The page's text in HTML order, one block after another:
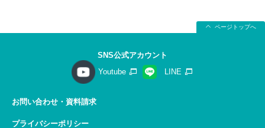
ページトップへ
SNS公式アカウント
Youtube
LINE
お問い合わせ・資料請求
プライバシーポリシー